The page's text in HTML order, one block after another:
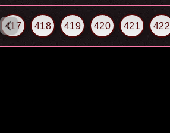
417 418 419 420 421 422